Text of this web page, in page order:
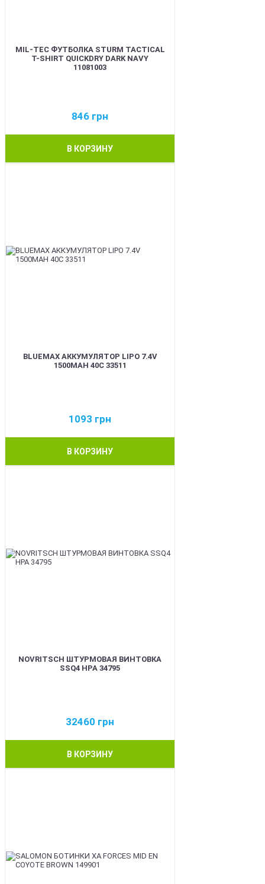
MIL-TEC ФУТБОЛКА STURM TACTICAL
T-SHIRT QUICKDRY DARK NAVY
11081003
846 грн
В КОРЗИНУ
BLUEMAX АККУМУЛЯТОР LIPO 7.4V
1500MAH 40C 33511
1093 грн
В КОРЗИНУ
NOVRITSCH ШТУРМОВАЯ ВИНТОВКА
SSQ4 HPA 34795
32460 грн
В КОРЗИНУ